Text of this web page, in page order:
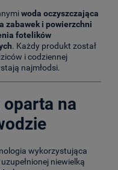
woda oczyszczająca
zabawek i powierzchni
fotelików
. Każdy produkt został
i codziennej
najmłodsi.
oparta na
wykorzystująca
uzupełnionej niewielką